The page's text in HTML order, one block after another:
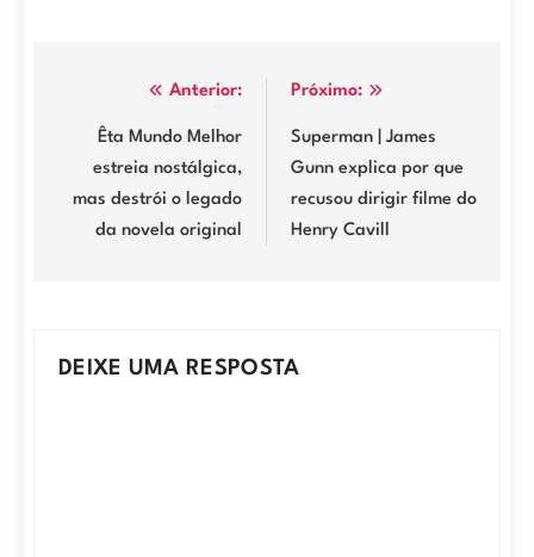
Navegação
Post
Anterior:
Êta Mundo Melhor
estreia nostálgica,
mas destrói o legado
da novela original
Próximo:
Superman | James
Gunn explica por que
recusou dirigir filme do
Henry Cavill
DEIXE UMA RESPOSTA